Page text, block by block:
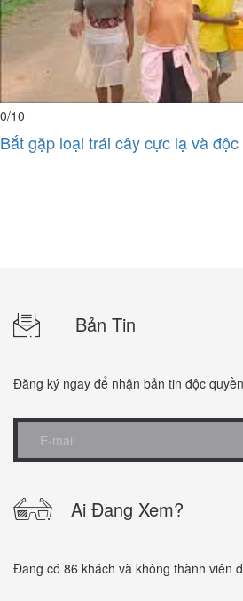
0/10
Bắt gặp loại trái cây cực lạ và
Bản Tin
Đăng ký ngay để nhận bản tin độc quyền
Ai Đang Xem?
Đang có 86 khách và không thành viên